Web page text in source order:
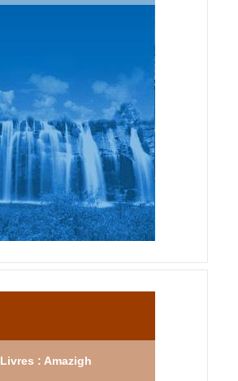
Livres : Amazigh